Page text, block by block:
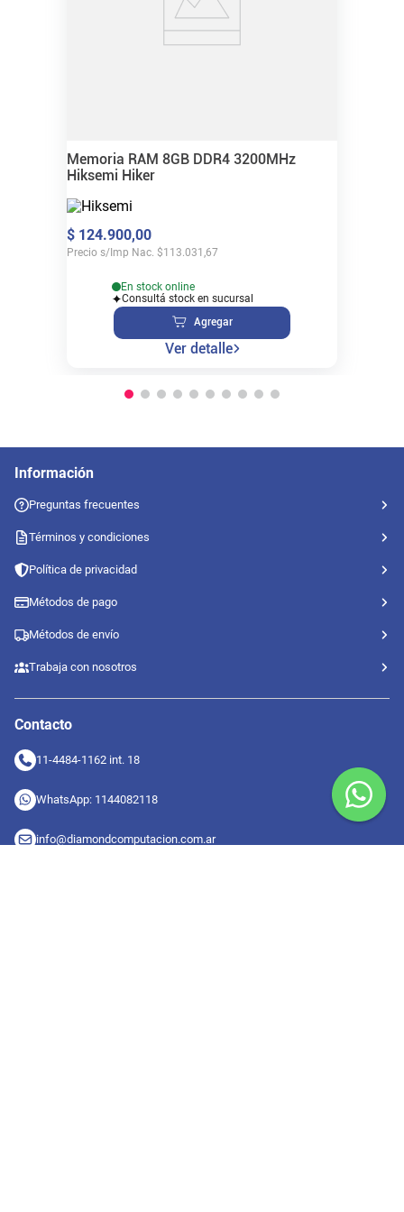
Memoria RAM 8GB DDR4 3200MHz
Hiksemi Hiker
$ 124.900,00
Precio s/Imp Nac. $113.031,67
En stock online
Consultá stock en sucursal
Agregar
Ver detalle
Información
Preguntas frecuentes
Términos y condiciones
Política de privacidad
Métodos de pago
Métodos de envío
Trabaja con nosotros
Contacto
11-4484-1162 int. 18
WhatsApp: 1144082118
info@diamondcomputacion.com.ar